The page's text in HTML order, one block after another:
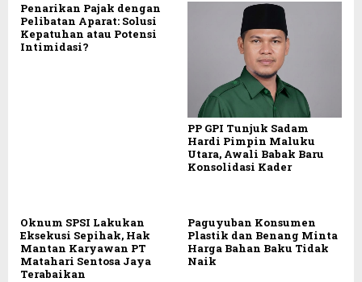
Penarikan Pajak dengan
Pelibatan Aparat: Solusi
Kepatuhan atau Potensi
Intimidasi?
PP GPI Tunjuk Sadam
Hardi Pimpin Maluku
Utara, Awali Babak Baru
Konsolidasi Kader
Oknum SPSI Lakukan
Eksekusi Sepihak, Hak
Mantan Karyawan PT
Matahari Sentosa Jaya
Terabaikan
Paguyuban Konsumen
Plastik dan Benang Minta
Harga Bahan Baku Tidak
Naik